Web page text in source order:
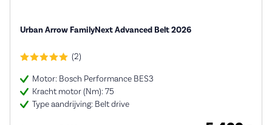
Urban Arrow FamilyNext Advanced Belt 2026
(2)
Motor: Bosch Performance BES3
Kracht motor (Nm): 75
Type aandrijving: Belt drive